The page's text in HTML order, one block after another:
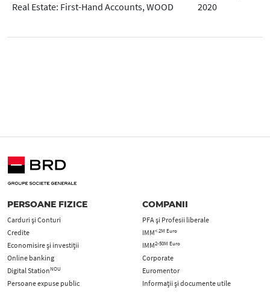
Real Estate: First-Hand Accounts, WOOD
2020
PERSOANE FIZICE
Carduri şi Conturi
Credite
Economisire și investiții
Online banking
Digital StationNOU
Persoane expuse public
COMPANII
PFA şi Profesii liberale
IMM< 2M Euro
IMM2-50M Euro
Corporate
Euromentor
Informații și documente utile